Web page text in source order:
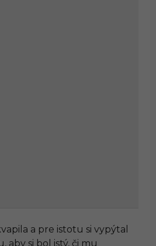
a pre istotu si vypýtal
aby si bol istý, či mu